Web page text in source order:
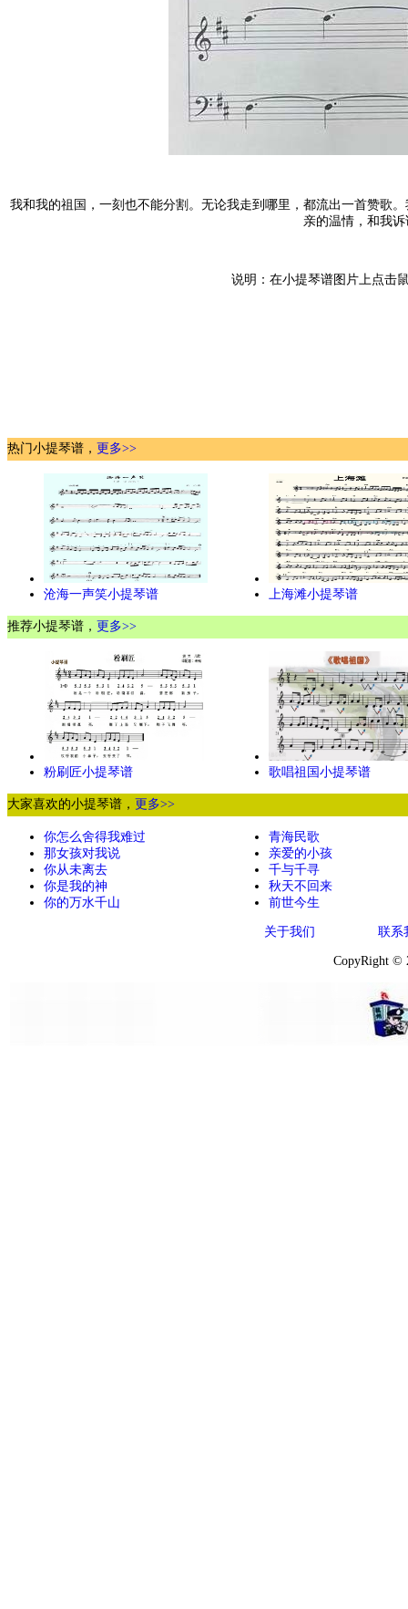
我和我的祖国，一刻也不能分割。无论我走到哪里，都流出一首赞
亲的温情，和我
说明：在小提琴谱图片上点击
热门小提琴谱， 更多>>
沧海一声笑小提琴谱 上海滩小提琴谱
推荐小提琴谱， 更多>>
粉刷匠小提琴谱 歌唱祖国小提琴谱
大家喜欢的小提琴谱， 更多>>
你怎么舍得我难过
那女孩对我说
你从未离去
你是我的神
你的万水千山
青海民歌
亲爱的小孩
千与千寻
秋天不回来
前世今生
关于我们 联系
CopyRight ©